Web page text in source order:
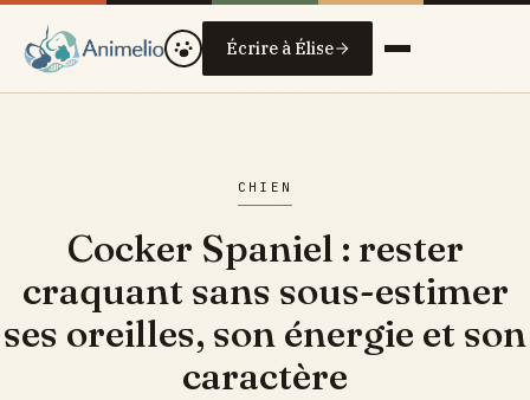
Écrire à Élise
CHIEN
Cocker Spaniel : rester
craquant sans sous-estimer
ses oreilles, son énergie et son
caractère